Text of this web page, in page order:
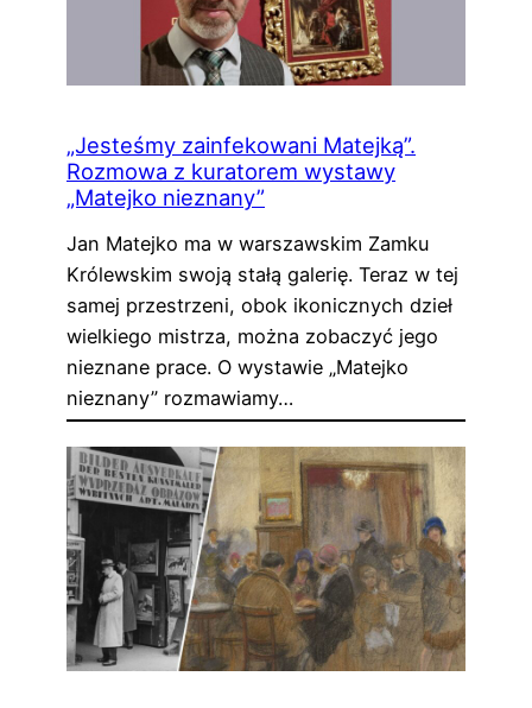
„Jesteśmy zainfekowani Matejką”.
Rozmowa z kuratorem wystawy
„Matejko nieznany”
Jan Matejko ma w warszawskim Zamku
Królewskim swoją stałą galerię. Teraz w tej
samej przestrzeni, obok ikonicznych dzieł
wielkiego mistrza, można zobaczyć jego
nieznane prace. O wystawie „Matejko
nieznany” rozmawiamy…